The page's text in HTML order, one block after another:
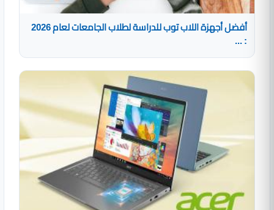
أفضل أجهزة اللاب توب للدراسة لطلاب الجامعات لعام 2026
: ...